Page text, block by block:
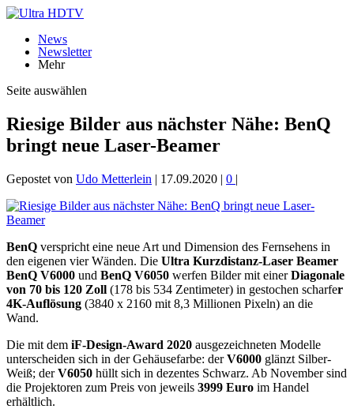
News
Newsletter
Mehr
Seite auswählen
Riesige Bilder aus nächster Nähe: BenQ
bringt neue Laser-Beamer
Gepostet von Udo Metterlein | 17.09.2020 | 0 |
BenQ verspricht eine neue Art und Dimension des Fernsehens in
den eigenen vier Wänden. Die Ultra Kurzdistanz-Laser Beamer
BenQ V6000 und BenQ V6050 werfen Bilder mit einerDiagonale
von 70 bis 120 Zoll (178 bis 534 Zentimeter) in gestochen scharfer
4K-Auflösung (3840 x 2160 mit 8,3 Millionen Pixeln) an die
Wand.
Die mit dem iF-Design-Award 2020 ausgezeichneten Modelle
unterscheiden sich in der Gehäusefarbe: derV6000 glänzt Silber-
Weiß; derV6050 hüllt sich in dezentes Schwarz. Ab November sind
die Projektoren zum Preis von jeweils 3999 Euro im Handel
erhältlich.